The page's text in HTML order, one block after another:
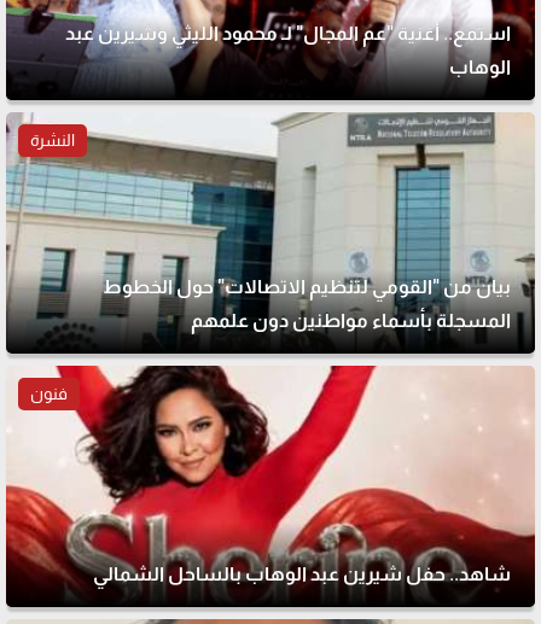
استمع.. أغنية "عم المجال" لـ محمود الليثي وشيرين عبد
الوهاب
النشرة
بيان من "القومي لتنظيم الاتصالات" حول الخطوط
المسجلة بأسماء مواطنين دون علمهم
فنون
شاهد.. حفل شيرين عبد الوهاب بالساحل الشمالي